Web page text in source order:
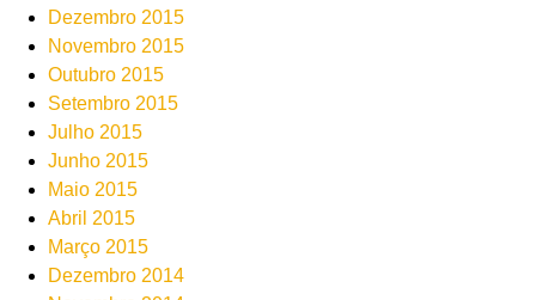
Dezembro 2015
Novembro 2015
Outubro 2015
Setembro 2015
Julho 2015
Junho 2015
Maio 2015
Abril 2015
Março 2015
Dezembro 2014